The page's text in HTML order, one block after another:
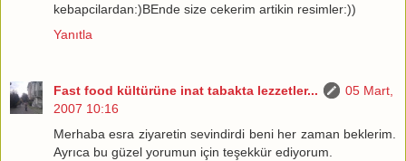
kebapcilardan:)BEnde size cekerim artikin resimler:))
Yanıtla
Fast food kültürüne inat tabakta lezzetler...
05 Mart,
2007 10:16
Merhaba esra ziyaretin sevindirdi beni her zaman beklerim.
Ayrıca bu güzel yorumun için teşekkür ediyorum.